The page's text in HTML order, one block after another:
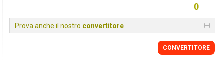
Prova anche il nostro convertitore
CONVERTITORE